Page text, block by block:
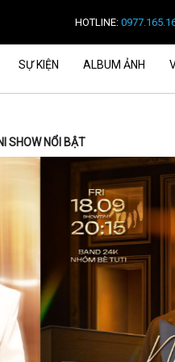
HOTLINE:
SỰ KIỆN ALBUM ẢNH
SHOW NỔI BẬT